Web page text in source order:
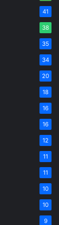
41
38
35
34
20
18
16
16
12
11
11
10
10
9